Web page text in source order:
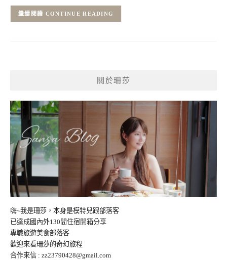
CONTINUE READING
關於珊莎
嗨~我是珊莎，本身是模特兒跟部落客
已達成國內外130間住宿開箱分享
專職旅遊美食部落客
歡迎來看珊莎的奇幻旅程
合作來信 : zz23790428@gmail.com